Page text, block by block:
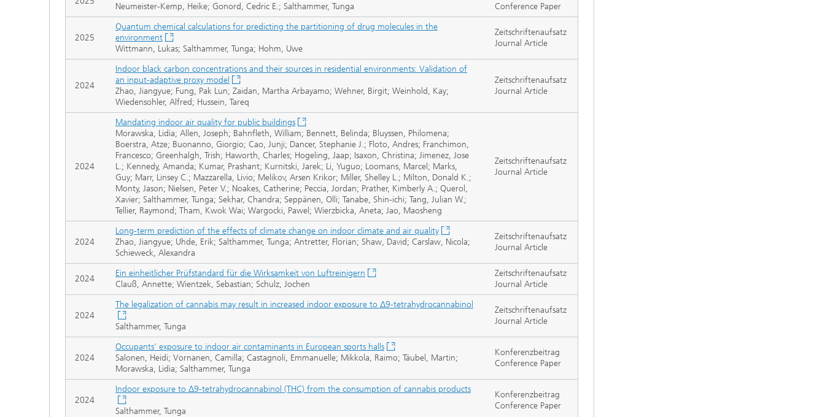
Neumeister-Kemp, Heike; Gonord, Cedric E.; Salthammer, Tunga
Conference Paper
2025
Quantum chemical calculations for predicting the partitioning of drug molecules in the
environment
Wittmann, Lukas; Salthammer, Tunga; Hohm, Uwe
Zeitschriftenaufsatz
Journal Article
2024
Indoor black carbon concentrations and their sources in residential environments: Validation of
an input-adaptive proxy model
Zhao, Jiangyue; Fung, Pak Lun; Zaidan, Martha Arbayamo; Wehner, Birgit; Weinhold, Kay;
Wiedensohler, Alfred; Hussein, Tareq
Zeitschriftenaufsatz
Journal Article
2024
Mandating indoor air quality for public buildings
Morawska, Lidia; Allen, Joseph; Bahnfleth, William; Bennett, Belinda; Bluyssen, Philomena;
Boerstra, Atze; Buonanno, Giorgio; Cao, Junji; Dancer, Stephanie J.; Floto, Andres; Franchimon,
Francesco; Greenhalgh, Trish; Haworth, Charles; Hogeling, Jaap; Isaxon, Christina; Jimenez, Jose
L.; Kennedy, Amanda; Kumar, Prashant; Kurnitski, Jarek; Li, Yuguo; Loomans, Marcel; Marks,
Guy; Marr, Linsey C.; Mazzarella, Livio; Melikov, Arsen Krikor; Miller, Shelley L.; Milton, Donald K.;
Monty, Jason; Nielsen, Peter V.; Noakes, Catherine; Peccia, Jordan; Prather, Kimberly A.; Querol,
Xavier; Salthammer, Tunga; Sekhar, Chandra; Seppänen, Olli; Tanabe, Shin-ichi; Tang, Julian W.;
Tellier, Raymond; Tham, Kwok Wai; Wargocki, Pawel; Wierzbicka, Aneta; Jao, Maosheng
Zeitschriftenaufsatz
Journal Article
2024
Long-term prediction of the effects of climate change on indoor climate and air quality
Zhao, Jiangyue; Uhde, Erik; Salthammer, Tunga; Antretter, Florian; Shaw, David; Carslaw, Nicola;
Schieweck, Alexandra
Zeitschriftenaufsatz
Journal Article
2024
Ein einheitlicher Prüfstandard für die Wirksamkeit von Luftreinigern
Clauß, Annette; Wientzek, Sebastian; Schulz, Jochen
Zeitschriftenaufsatz
Journal Article
2024
The legalization of cannabis may result in increased indoor exposure to Δ9-tetrahydrocannabinol
Salthammer, Tunga
Zeitschriftenaufsatz
Journal Article
2024
Occupants’ exposure to indoor air contaminants in European sports halls
Salonen, Heidi; Vornanen, Camilla; Castagnoli, Emmanuelle; Mikkola, Raimo; Täubel, Martin;
Morawska, Lidia; Salthammer, Tunga
Konferenzbeitrag
Conference Paper
2024
Indoor exposure to Δ9-tetrahydrocannabinol (THC) from the consumption of cannabis products
Salthammer, Tunga
Konferenzbeitrag
Conference Paper